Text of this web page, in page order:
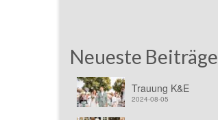
Neueste Beiträge
Trauung K&E
2024-08-05